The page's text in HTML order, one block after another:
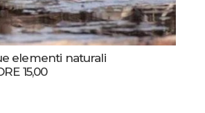
elementi naturali
15,00